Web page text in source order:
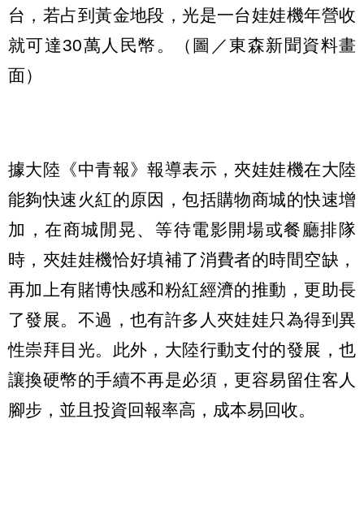
台，若占到黃金地段，光是一台娃娃機年營收
就可達30萬人民幣。（圖／東森新聞資料畫
面）
據大陸《中青報》報導表示，夾娃娃機在大陸
能夠快速火紅的原因，包括購物商城的快速增
加，在商城閒晃、等待電影開場或餐廳排隊
時，夾娃娃機恰好填補了消費者的時間空缺，
再加上有賭博快感和粉紅經濟的推動，更助長
了發展。不過，也有許多人夾娃娃只為得到異
性崇拜目光。此外，大陸行動支付的發展，也
讓換硬幣的手續不再是必須，更容易留住客人
腳步，並且投資回報率高，成本易回收。